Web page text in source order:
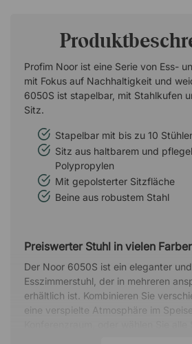
Profim Noor ist eine Serie von Ess-
mit Fokus auf Nachhaltigkeit und
6050S ist stapelbar, mit Stahlkufen
Sitz.
Stapelbar mit bis zu 10
Sitz aus haltbarem und
Polypropylen
Mit gepolsterter Sitzfläche
Beine aus robustem Stahl
Preiswerter Stuhl in vielen
Der Noor 6050S ist ein eleganter
Esszimmerstuhl, der in mehreren
erhältlich ist. Kombinieren Sie
eine verspielte Atmosphäre im